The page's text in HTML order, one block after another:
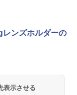
ンズホルダーの
表示させる